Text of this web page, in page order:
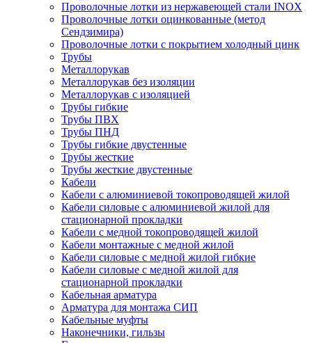
Проволочные лотки из нержавеющей стали INOX
Проволочные лотки оцинкованные (метод
Сендзимира)
Проволочные лотки с покрытием холодный цинк
Трубы
Металлорукав
Металлорукав без изоляции
Металлорукав с изоляцией
Трубы гибкие
Трубы ПВХ
Трубы ПНД
Трубы гибкие двустенные
Трубы жесткие
Трубы жесткие двустенные
Кабели
Кабели с алюминиевой токопроводящей жилой
Кабели силовые с алюминиевой жилой для
стационарной прокладки
Кабели с медной токопроводящей жилой
Кабели монтажные с медной жилой
Кабели силовые с медной жилой гибкие
Кабели силовые с медной жилой для
стационарной прокладки
Кабельная арматура
Арматура для монтажа СИП
Кабельные муфты
Наконечники, гильзы